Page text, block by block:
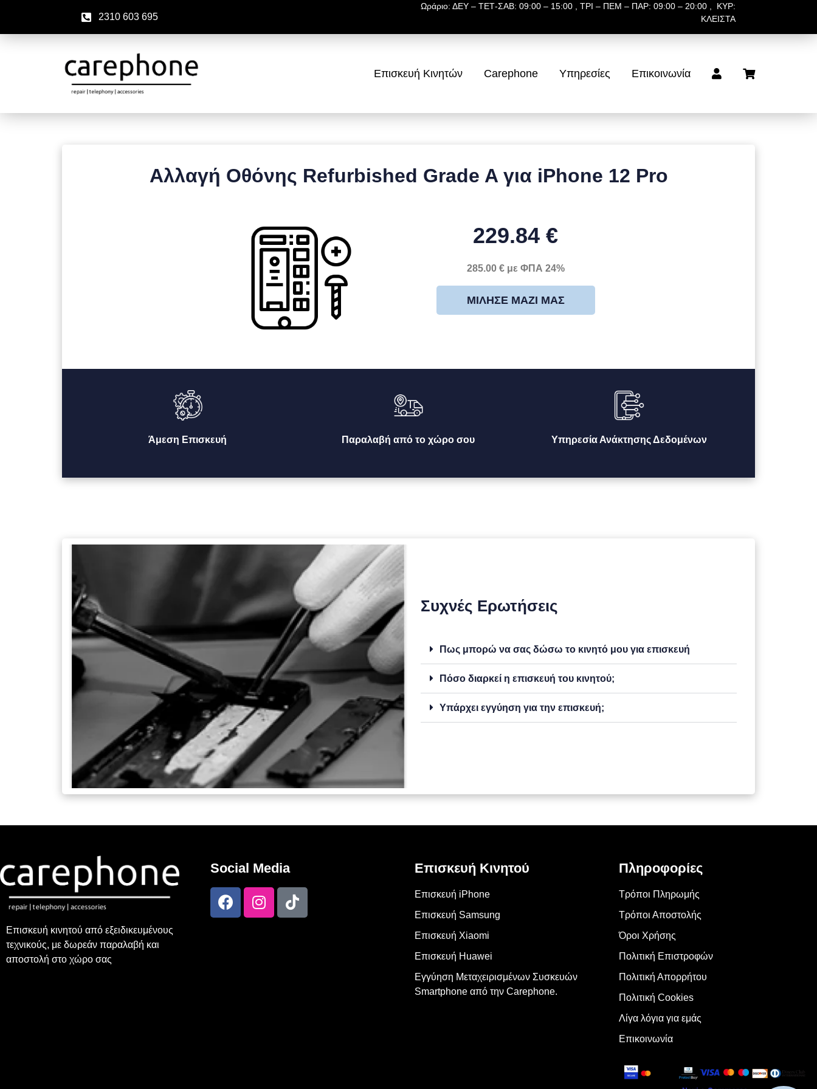
2310 603 695
Ωράριο: ΔΕΥ – ΤΕΤ-ΣΑΒ: 09:00 – 15:00 , ΤΡΙ – ΠΕΜ – ΠΑΡ: 09:00 – 20:00 , ΚΥΡ:
ΚΛΕΙΣΤΑ
Επισκευή Κινητών Carephone Υπηρεσίες Επικοινωνία
Αλλαγή Οθόνης Refurbished Grade A για iPhone 12 Pro
229.84 €
285.00 € με ΦΠΑ 24%
ΜΊΛΗΣΕ ΜΑΖΊ ΜΑΣ
Άμεση Επισκευή Παραλαβή από το χώρο σου Υπηρεσία Ανάκτησης Δεδομένων
Συχνές Ερωτήσεις
Πως μπορώ να σας δώσω το κινητό μου για επισκευή
Πόσο διαρκεί η επισκευή του κινητού;
Υπάρχει εγγύηση για την επισκευή;
Επισκευή κινητού από εξειδικευμένους
τεχνικούς, με δωρεάν παραλαβή και
αποστολή στο χώρο σας
Social Media Επισκευή Κινητού
Επισκευή iPhone
Επισκευή Samsung
Επισκευή Xiaomi
Επισκευή Huawei
Εγγύηση Μεταχειρισμένων Συσκευών
Smartphone από την Carephone.
Πληροφορίες
Τρόποι Πληρωμής
Τρόποι Αποστολής
Όροι Χρήσης
Πολιτική Επιστροφών
Πολιτική Απορρήτου
Πολιτική Cookies
Λίγα λόγια για εμάς
Επικοινωνία